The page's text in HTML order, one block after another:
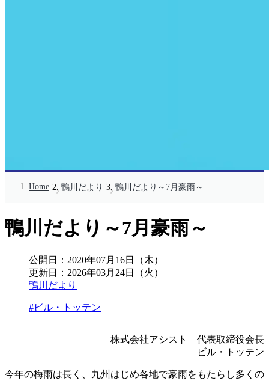
Home 鴨川だより 鴨川だより～7月豪雨～
鴨川だより～7月豪雨～
公開日： 2020年07月16日（木）
更新日： 2026年03月24日（火）
鴨川だより
#ビル・トッテン
株式会社アシスト 代表取締役会長
ビル・トッテン
今年の梅雨は長く、九州はじめ各地で豪雨をもたらし多くの